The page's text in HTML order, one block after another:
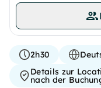
2h30
Details zur
nach der